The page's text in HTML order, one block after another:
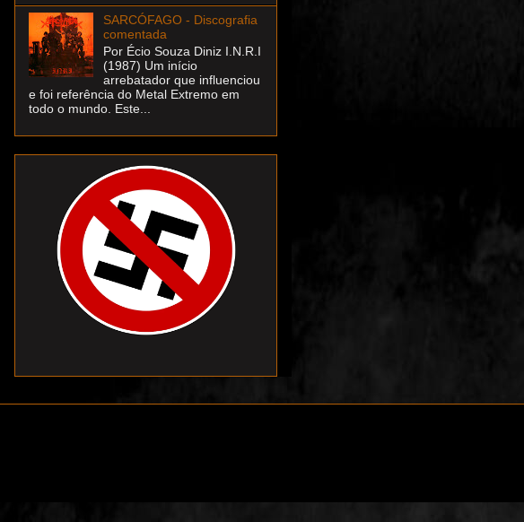
SARCÓFAGO - Discografia
comentada
Por Écio Souza Diniz I.N.R.I
(1987) Um início
arrebatador que influenciou
e foi referência do Metal Extremo em
todo o mundo. Este...